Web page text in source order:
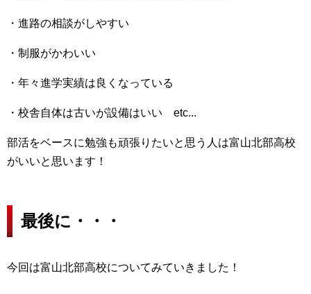
・進路の相談がしやすい
・制服がかわいい
・年々進学実績は良くなっている
・校舎自体は古いが設備はいい etc...
部活をベースに勉強も頑張りたいと思う人は富山北部高校
がいいと思います！
最後に・・・
今回は富山北部高校についてみていきました！